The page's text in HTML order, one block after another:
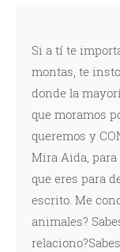
Si a tí te
montas, te
donde la
que moramos
queremos y
Mira Aida,
que eres para
escrito. Me
animales?